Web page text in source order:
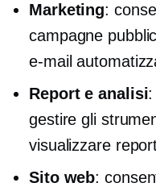
Marketing:
campagne
e-mail
Report e analisi
gestire gli
visualizzare
Sito web: